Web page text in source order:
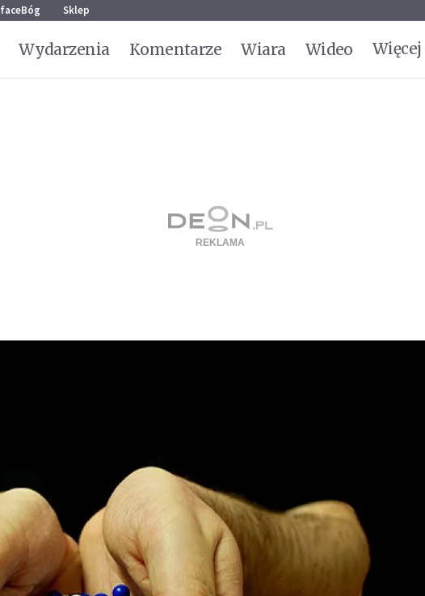
faceBóg Sklep
Wydarzenia Komentarze Wiara Wideo Więcej